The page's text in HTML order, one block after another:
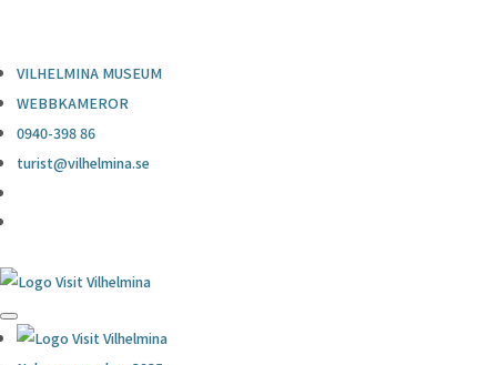
VILHELMINA MUSEUM
WEBBKAMEROR
0940-398 86
turist@vilhelmina.se